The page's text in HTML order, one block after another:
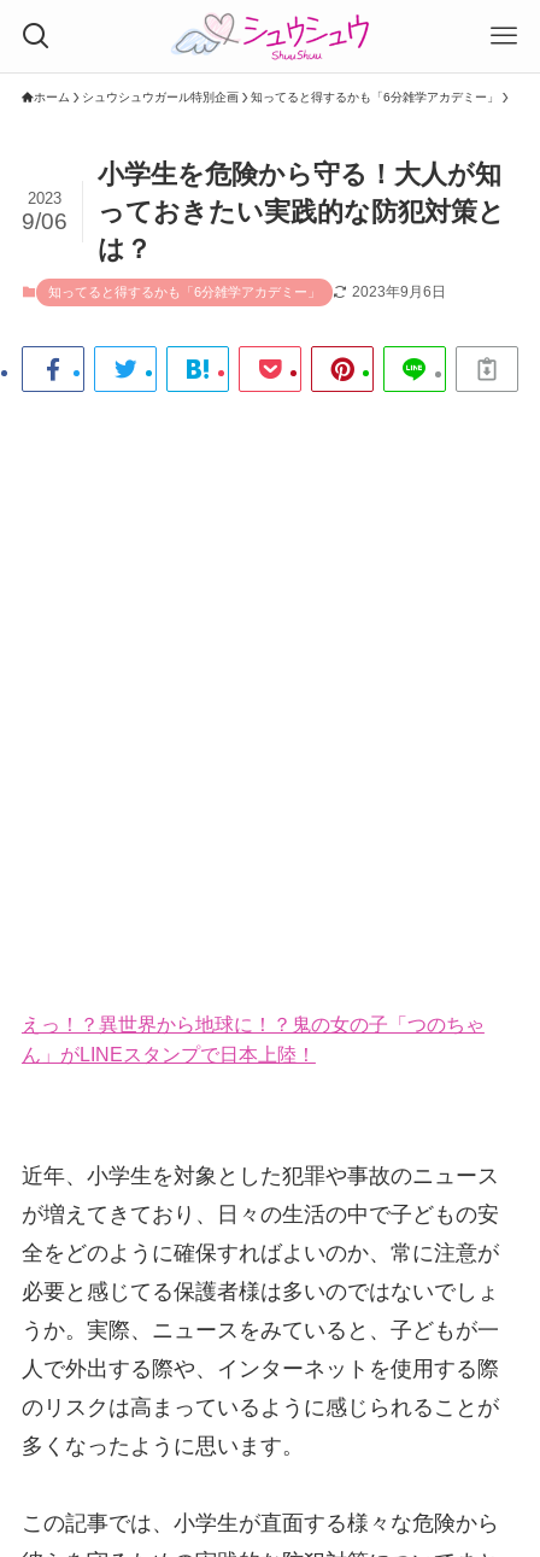
ホーム シュウシュウガール特別企画 知ってると得するかも「6分雑学アカデミー」
小学生を危険から守る！大人が知
っておきたい実践的な防犯対策と
は？
2023
9/06
知ってると得するかも「6分雑学アカデミー」 2023年9月6日
えっ！？異世界から地球に！？鬼の女の子「つのちゃ
ん」がLINEスタンプで日本上陸！
近年、小学生を対象とした犯罪や事故のニュース
が増えてきており、日々の生活の中で子どもの安
全をどのように確保すればよいのか、常に注意が
必要と感じてる保護者様は多いのではないでしょ
うか。実際、ニュースをみていると、子どもが一
人で外出する際や、インターネットを使用する際
のリスクは高まっているように感じられることが
多くなったように思います。
この記事では、小学生が直面する様々な危険から